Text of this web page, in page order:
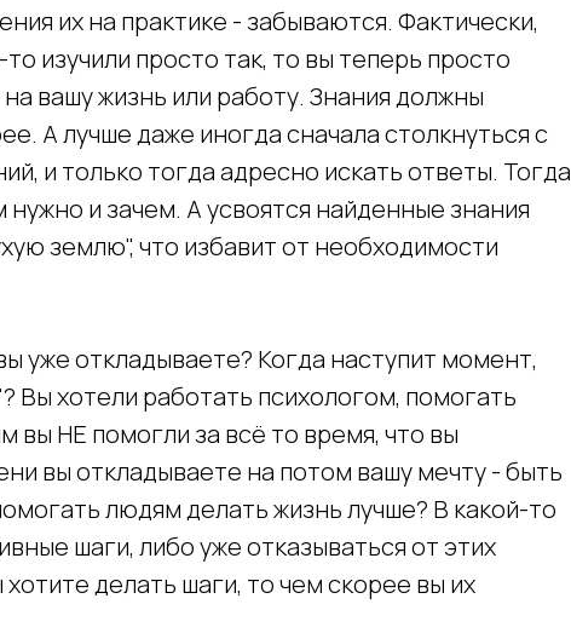
их на практике - забываются. Фактически,
изучили просто так, то вы теперь просто
вашу жизнь или работу. Знания должны
А лучше даже иногда сначала столкнуться с
и только тогда адресно искать ответы. Тогда
и зачем. А усвоятся найденные знания
землю", что избавит от необходимости
уже откладываете? Когда наступит момент,
Вы хотели работать психологом, помогать
НЕ помогли за всё то время, что вы
вы откладываете на потом вашу мечту - быть
людям делать жизнь лучше? В какой-то
шаги, либо уже отказываться от этих
делать шаги, то чем скорее вы их